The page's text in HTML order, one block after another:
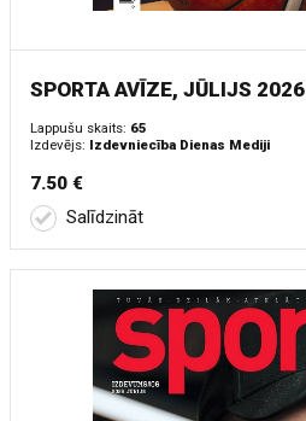
SPORTA AVĪZE, JŪLIJS 2026
Lappušu skaits: 65
Izdevējs: Izdevniecība Dienas Mediji
7.50 €
Salīdzināt